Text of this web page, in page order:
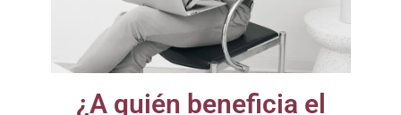
¿A quién beneficia el